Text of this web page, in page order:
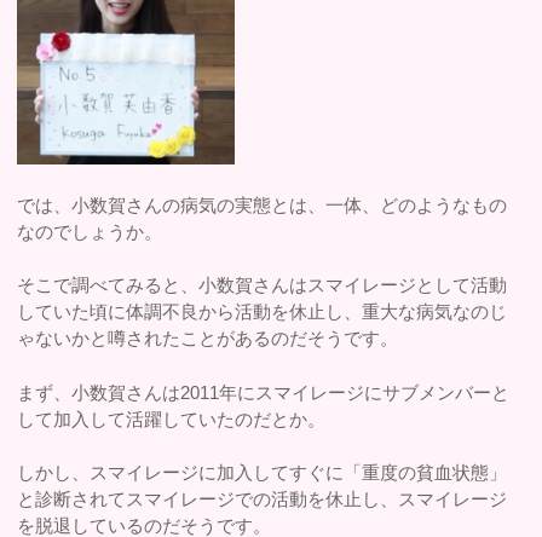
では、小数賀さんの病気の実態とは、一体、どのようなもの
なのでしょうか。
そこで調べてみると、小数賀さんはスマイレージとして活動
していた頃に体調不良から活動を休止し、重大な病気なのじ
ゃないかと噂されたことがあるのだそうです。
まず、小数賀さんは2011年にスマイレージにサブメンバーと
して加入して活躍していたのだとか。
しかし、スマイレージに加入してすぐに「重度の貧血状態」
と診断されてスマイレージでの活動を休止し、スマイレージ
を脱退しているのだそうです。